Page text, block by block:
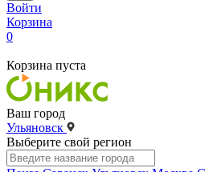
Войти
Корзина
0
Корзина пуста
Ваш город
Ульяновск
Выберите свой регион